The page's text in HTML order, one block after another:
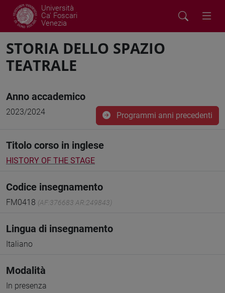
Università
Ca' Foscari
Venezia
STORIA DELLO SPAZIO
TEATRALE
Anno accademico
2023/2024 Programmi anni precedenti
Titolo corso in inglese
HISTORY OF THE STAGE
Codice insegnamento
FM0418 (AF:376683 AR:249843)
Lingua di insegnamento
Italiano
Modalità
In presenza